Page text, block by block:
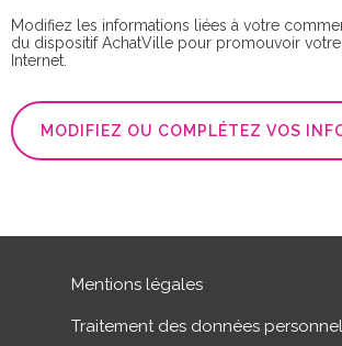
Modifiez les informations liées à votre
du dispositif AchatVille pour promouvoir
Internet.
MODIFIEZ OU COMPLÉTEZ VOS
Mentions légales
Traitement des données